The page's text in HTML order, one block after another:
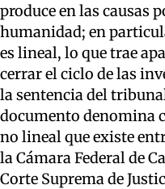
produce en las causas
humanidad; en
es lineal, lo que trae
cerrar el ciclo de las
la sentencia del
documento denomina
no lineal que existe
la Cámara Federal de
Corte Suprema de